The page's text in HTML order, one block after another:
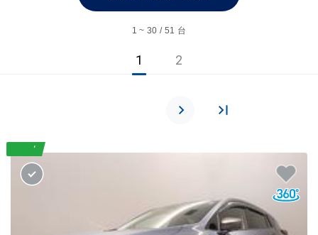
1 ~ 30 / 51 台
1 2